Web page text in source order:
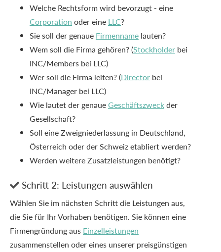
Welche Rechtsform wird bevorzugt - eine
Corporation oder eine LLC?
Sie soll der genaue Firmenname lauten?
Wem soll die Firma gehören? (Stockholder bei
INC/Members bei LLC)
Wer soll die Firma leiten? (Director bei
INC/Manager bei LLC)
Wie lautet der genaueGeschäftszweckder
Gesellschaft?
Soll eine Zweigniederlassung in Deutschland,
Österreich oder der Schweiz etabliert werden?
Werden weitere Zusatzleistungen benötigt?
 Schritt 2: Leistungen auswählen
Wählen Sie im nächsten Schritt die Leistungen aus,
die Sie für Ihr Vorhaben benötigen. Sie können eine
Firmengründung aus Einzelleistungen
zusammenstellen oder eines unserer preisgünstigen